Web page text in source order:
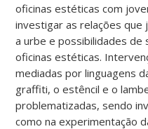
oficinas estéticas com
investigar as relações que
a urbe e possibilidades de
oficinas estéticas.
mediadas por linguagens
graffiti, o estêncil e o
problematizadas, sendo
como na experimentação